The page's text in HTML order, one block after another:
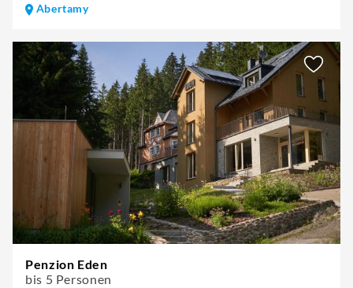
Abertamy
Penzion Eden
bis 5 Personen